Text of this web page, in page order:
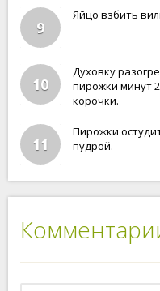
9
Яйцо взбить
10
Духовку
пирожки минут
корочки.
11
Пирожки
пудрой.